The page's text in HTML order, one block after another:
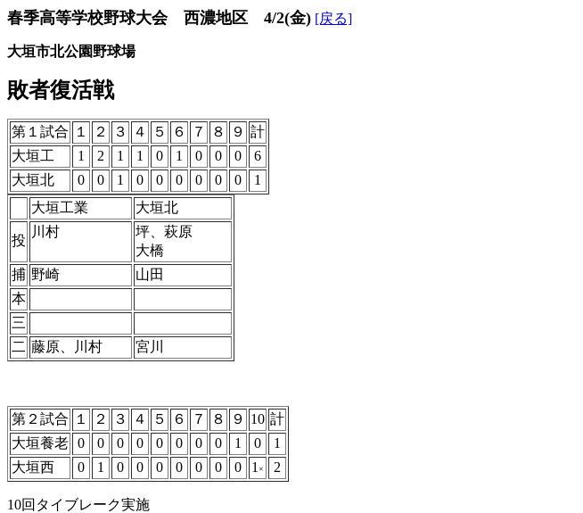
春季高等学校野球大会 西濃地区 4/2(金) [戻る]
大垣市北公園野球場
敗者復活戦
第１試合 １ ２ ３ ４ ５ ６ ７ ８ ９ 計
大垣工
1 2 1 1 0 1 0 0 0
6
大垣北
0 0 1 0 0 0 0 0 0
1
大垣工業
大垣北
投
川村
坪、萩原
大橋
捕 野崎
山田
本
三
二 藤原、川村 宮川
第２試合 １ ２ ３ ４ ５ ６ ７ ８ ９ 10 計
大垣養老 0 0 0 0 0 0 0 0 1 0
1
大垣西
0 1 0 0 0 0 0 0 0 1 × 2
10回タイブレーク実施